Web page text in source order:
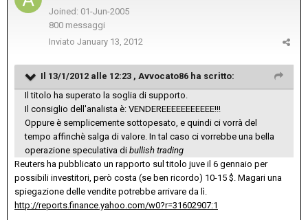
Joined: 01-Jun-2005
800 messaggi
Inviato January 13, 2012
Il 13/1/2012 alle 12:23 , Avvocato86 ha scritto:
Il titolo ha superato la soglia di supporto.
Il consiglio dell'analista è: VENDEREEEEEEEEEEE!!!
Oppure è semplicemente sottopesato, e quindi ci vorrà del
tempo affinchè salga di valore. In tal caso ci vorrebbe una bella
operazione speculativa di bullish trading
Reuters ha pubblicato un rapporto sul titolo juve il 6 gennaio per
possibili investitori, però costa (se ben ricordo) 10-15 $. Magari una
spiegazione delle vendite potrebbe arrivare da lì.
http://reports.finance.yahoo.com/w0?r=31602907:1